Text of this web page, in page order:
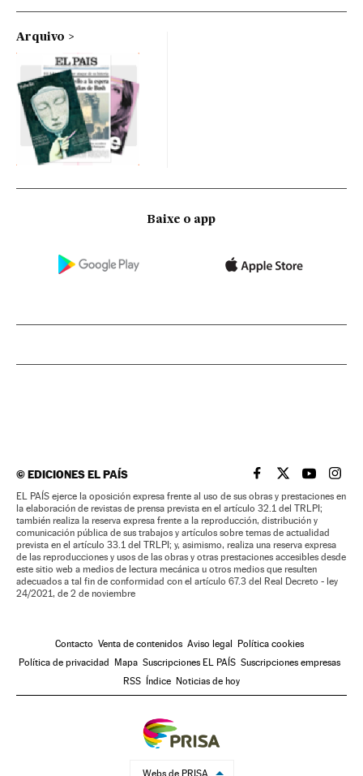
Arquivo
Baixe o app
©EDICIONES EL PAÍS EL PAÍS BRASIL EN
EL PAÍSEL PAÍS
EL
EL PAÍS ejerce la oposición expresa frente al uso de sus obras y prestaciones en
la elaboración de revistas de prensa prevista en el artículo 32.1 del TRLPI;
también realiza la reserva expresa frente a la reproducción, distribución y
comunicación pública de sus trabajos y artículos sobre temas de actualidad
prevista en el artículo 33.1 del TRLPI; y, asimismo, realiza una reserva expresa
de las reproducciones y usos de las obras y otras prestaciones accesibles desde
este sitio web a medios de lectura mecánica u otros medios que resulten
adecuados a tal fin de conformidad con el artículo 67.3 del Real Decreto - ley
24/2021, de 2 de noviembre
Contacto Venta de contenidos Aviso legal Política cookies
Política de privacidad Mapa Suscripciones EL PAÍS Suscripciones empresas
RSS Índice Noticias de hoy
Webs de PRISA